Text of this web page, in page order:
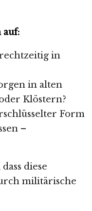
auf:
in
in alten
Klöstern?
Form
–
diese
militärische